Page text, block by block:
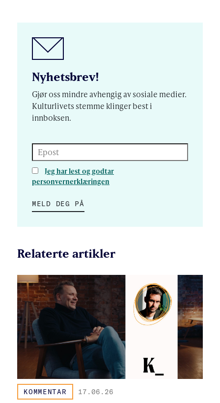
Nyhetsbrev!
Gjør oss mindre avhengig av sosiale medier.
Kulturlivets stemme klinger best i
innboksen.
Epost
Jeg har lest og godtar
personvernerklæringen
MELD DEG PÅ
Relaterte artikler
KOMMENTAR 17.06.26